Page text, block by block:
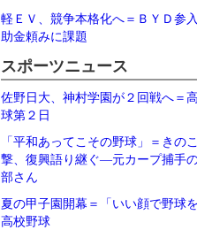
軽ＥＶ、競争本格化へ＝ＢＹＤ参
助金頼みに課題
スポーツニュース
佐野日大、神村学園が２回戦へ＝
球第２日
「平和あってこその野球」＝きの
撃、復興語り継ぐ―元カープ捕手
部さん
夏の甲子園開幕＝「いい顔で野球
高校野球